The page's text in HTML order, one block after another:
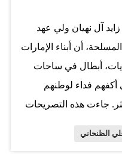
الوطنية والمجهزة
وقال صاحب السمو
الدولة ثابت وراسخ في
آل نهيان ولي عهد
أن أبناء الإمارات
أبطال في ساحات
أكفهم فداء لوطنهم
جاءت هذه التصريحات
الظنحاني